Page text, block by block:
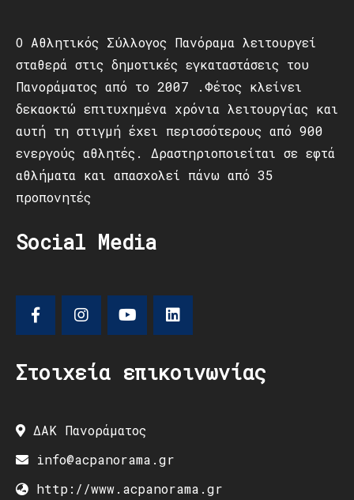
Ο Αθλητικός Σύλλογος Πανόραμα λειτουργεί
σταθερά στις δημοτικές εγκαταστάσεις του
Πανοράματος από το 2007 .Φέτος κλείνει
δεκαοκτώ επιτυχημένα χρόνια λειτουργίας και
αυτή τη στιγμή έχει περισσότερους από 900
ενεργούς αθλητές. Δραστηριοποιείται σε εφτά
αθλήματα και απασχολεί πάνω από 35
προπονητές
Social Media
Στοιχεία επικοινωνίας
ΔΑΚ Πανοράματος
info@acpanorama.gr
http://www.acpanorama.gr